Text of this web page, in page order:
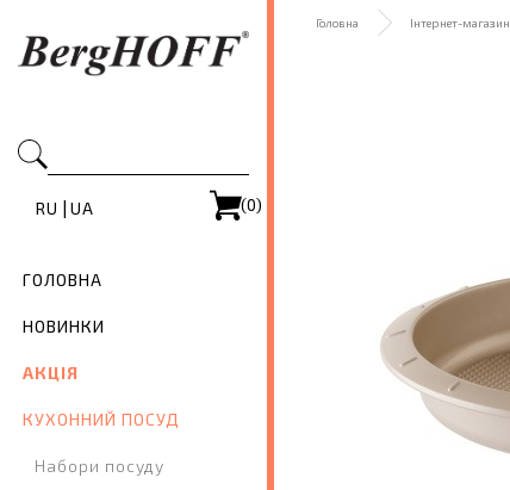
RU | UA (0)
ГОЛОВНА
НОВИНКИ
АКЦІЯ
КУХОННИЙ ПОСУД
Набори посуду
Головна Інтернет-магазин